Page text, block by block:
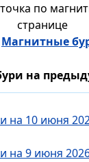
по
странице
Магнитные
на
на 10 июня
на 9 июня